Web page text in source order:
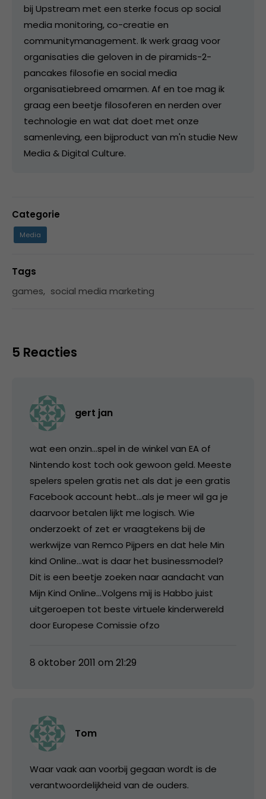
bij Upstream met een sterke focus op social
media monitoring, co-creatie en
communitymanagement. Ik werk graag voor
organisaties die geloven in de piramids-2-
pancakes filosofie en social media
organisatiebreed omarmen. Af en toe mag ik
graag een beetje filosoferen en nerden over
technologie en wat dat doet met onze
samenleving, een bijproduct van m'n studie New
Media & Digital Culture.
Categorie
Media
Tags
games, social media marketing
5 Reacties
gert jan
wat een onzin…spel in de winkel van EA of
Nintendo kost toch ook gewoon geld. Meeste
spelers spelen gratis net als dat je een gratis
Facebook account hebt…als je meer wil ga je
daarvoor betalen lijkt me logisch. Wie
onderzoekt of zet er vraagtekens bij de
werkwijze van Remco Pijpers en dat hele Min
kind Online…wat is daar het businessmodel?
Dit is een beetje zoeken naar aandacht van
Mijn Kind Online…Volgens mij is Habbo juist
uitgeroepen tot beste virtuele kinderwereld
door Europese Comissie ofzo
8 oktober 2011 om 21:29
Tom
Waar vaak aan voorbij gegaan wordt is de
verantwoordelijkheid van de ouders.